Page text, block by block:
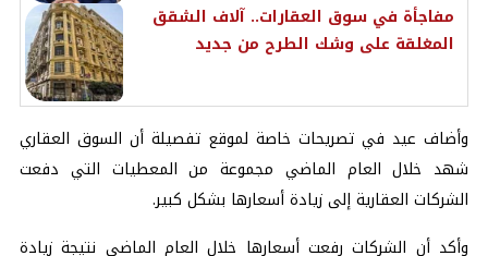
مفاجأة في سوق العقارات.. آلاف الشقق
المغلقة على وشك الطرح من جديد
وأضاف عيد في تصريحات خاصة لموقع تفصيلة أن السوق العقاري
شهد خلال العام الماضي مجموعة من المعطيات التي دفعت
الشركات العقارية إلى زيادة أسعارها بشكل كبير.
وأكد أن الشركات رفعت أسعارها خلال العام الماضي نتيجة زيادة